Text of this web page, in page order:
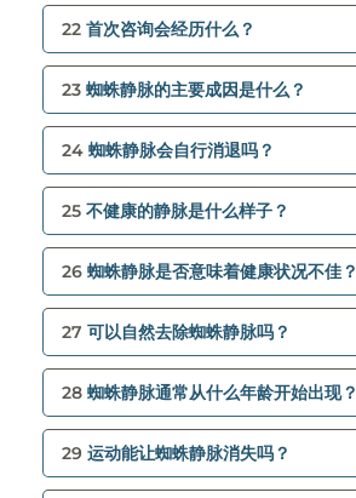
22 首次咨询会经历什么？
23 蜘蛛静脉的主要成因是什么？
24 蜘蛛静脉会自行消退吗？
25 不健康的静脉是什么样子？
26 蜘蛛静脉是否意味着健康状况不佳？
27 可以自然去除蜘蛛静脉吗？
28 蜘蛛静脉通常从什么年龄开始出现？
29 运动能让蜘蛛静脉消失吗？